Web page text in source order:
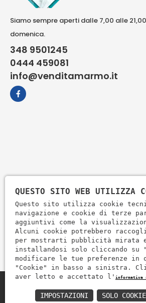
Siamo sempre aperti dalle 7,00 alle
domenica.
348 9501245
0444 459081
info@venditamarmo.it
Zem Marmi P.I. 03463990246
QUESTO SITO WEB UTILIZZA
Questo sito utilizza cookie
navigazione e cookie di terze
aggiuntivi come la
Alcuni cookie potrebbero
per mostrarti pubblicità
installandosi solo cliccando
modificare le tue preferenze in
"Cookie" in basso a sinistra.
aver letto e accettato l' informativa
SOLO
IMPOSTAZIONI